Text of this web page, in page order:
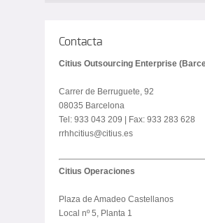
Contacta
Citius Outsourcing Enterprise
Carrer de Berruguete, 92
08035 Barcelona
Tel: 933 043 209 | Fax: 933 283 628
rrhhcitius@citius.es
Citius Operaciones
Plaza de Amadeo Castellanos
Local nº 5, Planta 1